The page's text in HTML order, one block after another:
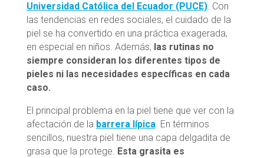
Universidad Católica del Ecuador (PUCE). Con
las tendencias en redes sociales, el cuidado de la
piel se ha convertido en una práctica exagerada,
en especial en niños. Además, las rutinas no
siempre consideran los diferentes tipos de
pieles ni las necesidades específicas en cada
caso.
El principal problema en la piel tiene que ver con la
afectación de la barrera lípica. En términos
sencillos, nuestra piel tiene una capa delgadita de
grasa que la protege. Esta grasita es